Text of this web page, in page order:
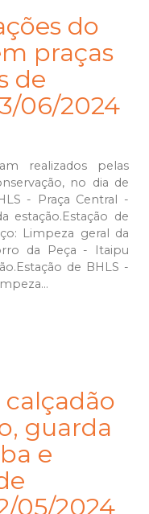
do
praças
de
06/2024
realizados pelas
no dia de
- Praça Central -
estação.Estação de
Limpeza geral da
da Peça - Itaipu
de BHLS -
calçadão
guarda
e
05/2024